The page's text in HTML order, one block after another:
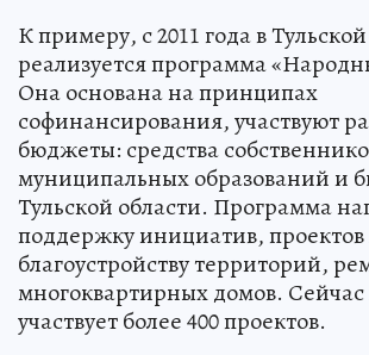
К примеру, с 2011 года в
реализуется программа
Она основана на принципах
софинансирования, участвуют
бюджеты: средства
муниципальных образований и
Тульской области. Программа
поддержку инициатив,
благоустройству территорий,
многоквартирных домов. Сейчас
участвует более 400 проектов.